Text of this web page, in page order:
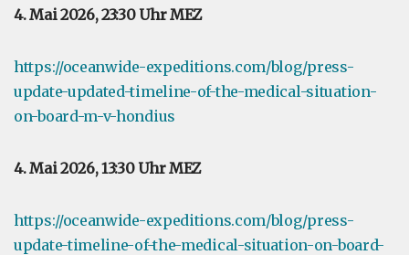
4. Mai 2026, 23:30 Uhr MEZ
https://oceanwide-expeditions.com/blog/press-
update-updated-timeline-of-the-medical-situation-
on-board-m-v-hondius
4. Mai 2026, 13:30 Uhr MEZ
https://oceanwide-expeditions.com/blog/press-
update-timeline-of-the-medical-situation-on-board-